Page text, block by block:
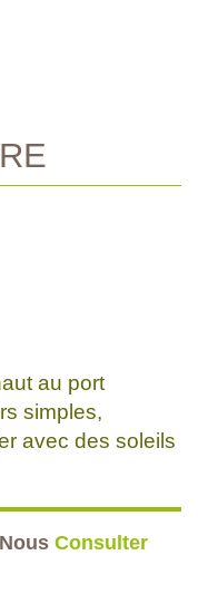
au port
simples,
avec des soleils
Nous Consulter